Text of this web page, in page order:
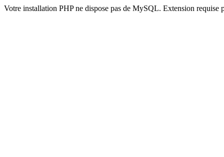
Votre installation PHP ne dispose pas de MySQL. Extension requise